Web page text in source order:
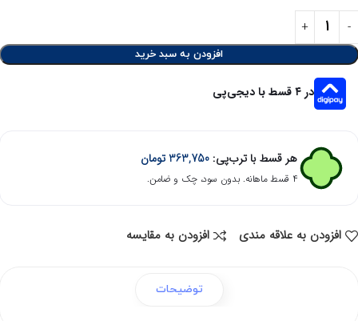
افزودن به سبد خرید
در ۴ قسط با دیجی‌پی
هر قسط با ترب‌پی: 363,750تومان
۴ قسط ماهانه. بدون سود، چک و ضامن.
افزودن به علاقه مندی افزودن به مقایسه
توضیحات